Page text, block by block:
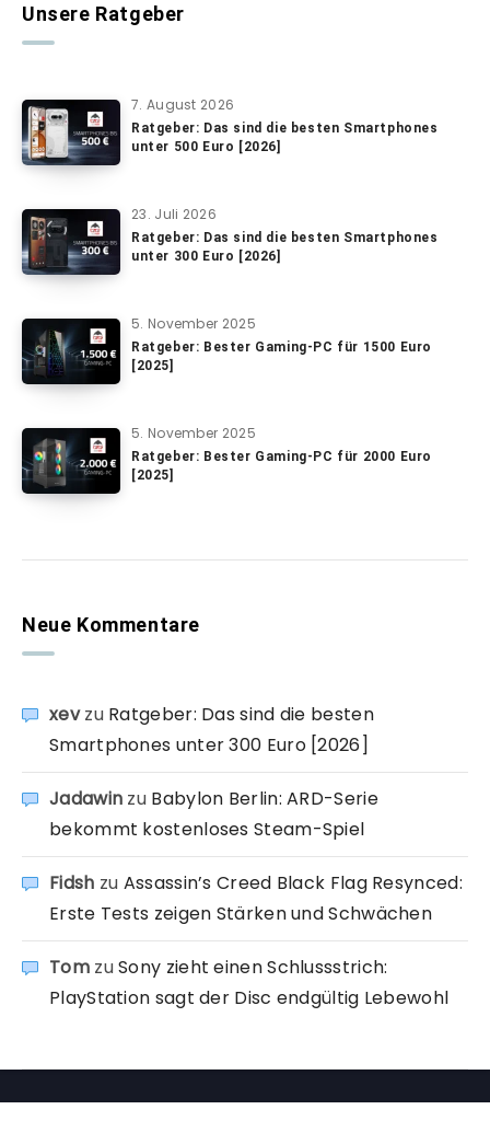
Unsere Ratgeber
7. August 2026
Ratgeber: Das sind die besten Smartphones
unter 500 Euro [2026]
23. Juli 2026
Ratgeber: Das sind die besten Smartphones
unter 300 Euro [2026]
5. November 2025
Ratgeber: Bester Gaming-PC für 1500 Euro
[2025]
5. November 2025
Ratgeber: Bester Gaming-PC für 2000 Euro
[2025]
Neue Kommentare
xevzu Ratgeber: Das sind die besten
Smartphones unter 300 Euro [2026]
Jadawin zu Babylon Berlin: ARD-Serie
bekommt kostenloses Steam-Spiel
Fidsh zu Assassin’s Creed Black Flag Resynced:
Erste Tests zeigen Stärken und Schwächen
TomzuSony zieht einen Schlussstrich:
PlayStation sagt der Disc endgültig Lebewohl